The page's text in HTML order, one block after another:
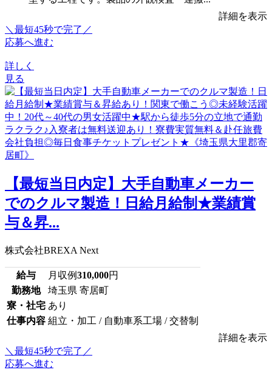
詳細を表示
＼最短45秒で完了／
応募へ進む
詳しく
見る
【最短当日内定】大手自動車メーカー
でのクルマ製造！日給月給制★業績賞
与＆昇...
株式会社BREXA Next
給与 月収例310,000円
勤務地
埼玉県 寄居町
寮・社宅 あり
仕事内容 組立・加工 / 自動車系工場 / 交替制
詳細を表示
＼最短45秒で完了／
応募へ進む